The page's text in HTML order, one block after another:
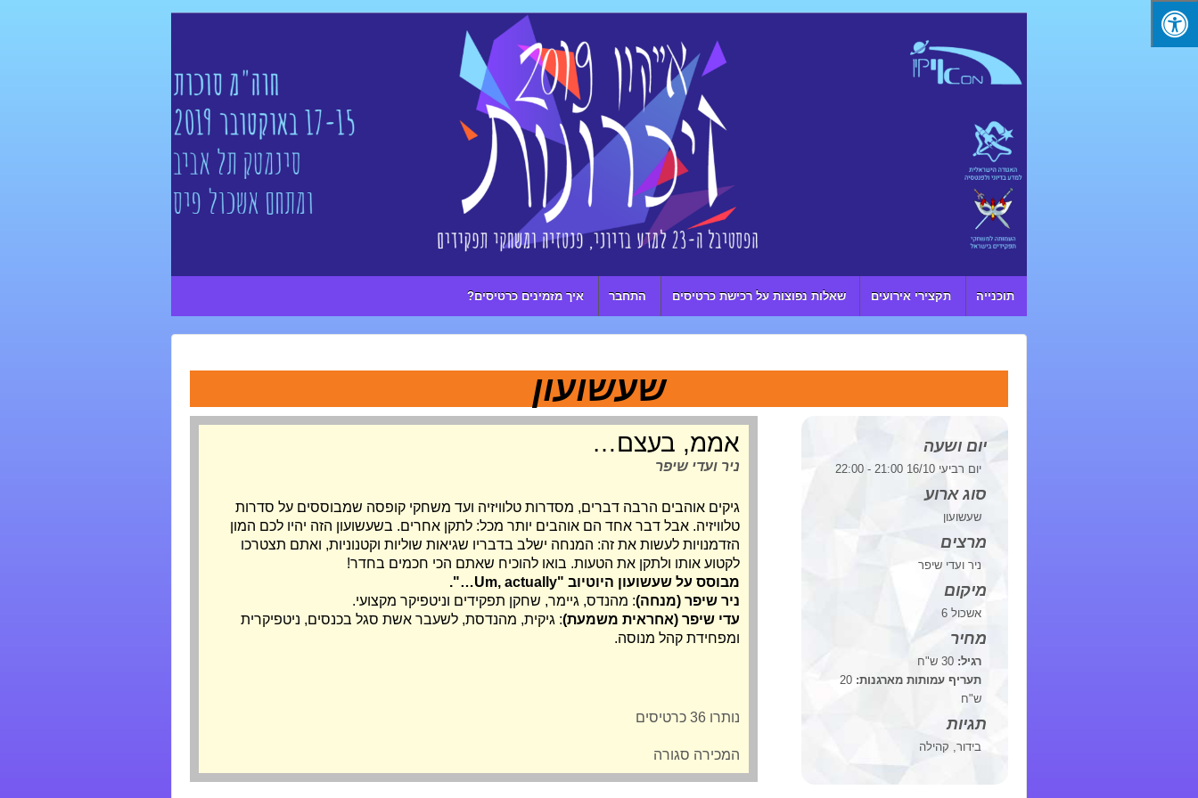
תוכנייה תקצירי אירועים שאלות נפוצות על רכישת כרטיסים התחבר איך מזמינים כרטיסים?
שעשועון
יום ושעה
יום רביעי 16/10 21:00 - 22:00
סוג ארוע
שעשועון
מרצים
ניר ועדי שיפר
מיקום
אשכול 6
מחיר
רגיל:
תעריף עמותות מארגנות: 20
ש"ח
תגיות
בידור, קהילה
אממ, בעצם…
ניר ועדי שיפר
גיקים אוהבים הרבה דברים, מסדרות טלוויזיה ועד משחקי קופסה שמבוססים על סדרות
טלוויזיה. אבל דבר אחד הם אוהבים יותר מכל: לתקן אחרים. בשעשועון הזה יהיו לכם המון
הזדמנויות לעשות את זה: המנחה ישלב בדבריו שגיאות שוליות וקטנוניות, ואתם תצטרכו
לקטוע אותו ולתקן את הטעות. בואו להוכיח שאתם הכי חכמים בחדר!
מבוסס על שעשועון היוטיוב "Um, actually…".
ניר שיפר (מנחה): מהנדס, גיימר, שחקן תפקידים וניטפיקר מקצועי.
עדי שיפר (אחראית משמעת): גיקית, מהנדסת, לשעבר אשת סגל בכנסים, ניטפיקרית
ומפחידת קהל מנוסה.
נותרו 36 כרטיסים
המכירה סגורה